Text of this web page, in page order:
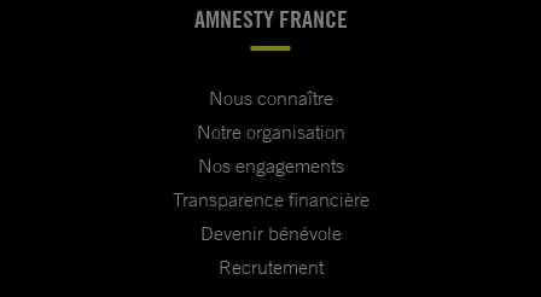
AMNESTY FRANCE
Nous connaître
Notre organisation
Nos engagements
Transparence financière
Devenir bénévole
Recrutement